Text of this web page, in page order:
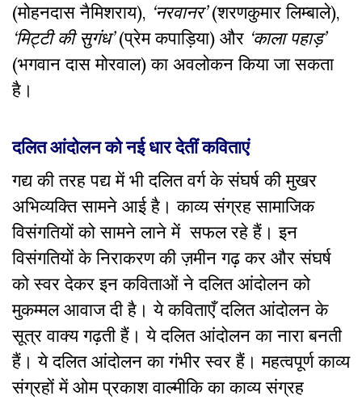
(मोहनदास नैमिशराय), ‘नरवानर’(शरणकुमार लिम्बाले),
‘मिट्टी की सुगंध’(प्रेम कपाड़िया) और ‘काला पहाड़’
(भगवान दास मोरवाल) का अवलोकन किया जा सकता
है।
दलित आंदोलन को नई धार देतीं कविताएं
गद्य की तरह पद्य में भी दलित वर्ग के संघर्ष की मुखर
अभिव्यक्ति सामने आई है। काव्य संग्रह सामाजिक
विसंगतियों को सामने लाने में सफल रहे हैं। इन
विसंगतियों के निराकरण की ज़मीन गढ़ कर और संघर्ष
को स्वर देकर इन कविताओं ने दलित आंदोलन को
मुकम्मल आवाज दी है। ये कविताएँ दलित आंदोलन के
सूत्र वाक्य गढ़ती हैं। ये दलित आंदोलन का नारा बनती
हैं। ये दलित आंदोलन का गंभीर स्वर हैं। महत्वपूर्ण काव्य
संग्रहों में ओम प्रकाश वाल्मीकि का काव्य संग्रह